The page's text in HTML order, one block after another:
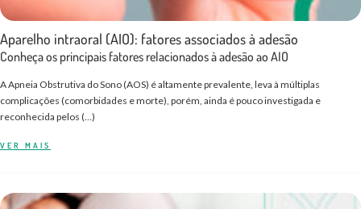
Aparelho intraoral (AIO): fatores associados à adesão
Conheça os principais fatores relacionados à adesão ao AIO
A Apneia Obstrutiva do Sono (AOS) é altamente prevalente, leva à múltiplas
complicações (comorbidades e morte), porém, ainda é pouco investigada e
reconhecida pelos (…)
VER MAIS